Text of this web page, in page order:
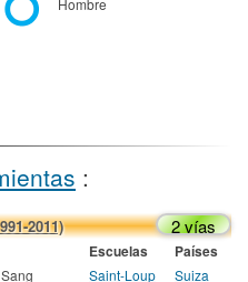
Hombre
:
2011) 2 vías
Escuelas Países
Saint-Loup
Suiza